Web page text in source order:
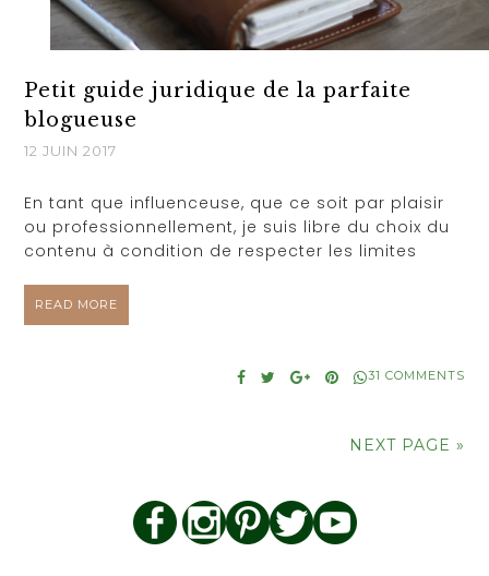
Petit guide juridique de la parfaite
blogueuse
12 JUIN 2017
En tant que influenceuse, que ce soit par plaisir
ou professionnellement, je suis libre du choix du
contenu à condition de respecter les limites
READ MORE
31 COMMENTS
NEXT PAGE »